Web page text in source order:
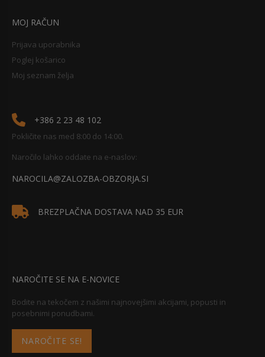
MOJ RAČUN
Prijava uporabnika
Poglej košarico
Moj seznam želja
+386 2 23 48 102
Pokličite nas med 8:00 do 14:00.
Naročilo lahko oddate na e-naslov:
NAROCILA@ZALOZBA-OBZORJA.SI
BREZPLAČNA DOSTAVA NAD 35 EUR
NAROČITE SE NA E-NOVICE
Bodite na tekočem z našimi najnovejšimi akcijami, popusti in
posebnimi ponudbami.
NAROČITE SE!